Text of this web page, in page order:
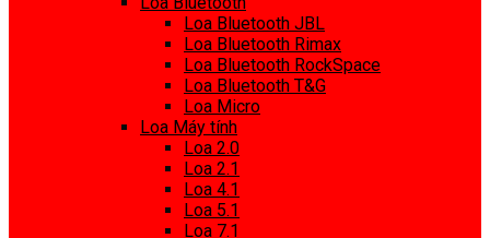
Loa Bluetooth JBL
Loa Bluetooth Rimax
Loa Bluetooth RockSpace
Loa Bluetooth T&G
Loa Micro
Loa Máy tính
Loa 2.0
Loa 2.1
Loa 4.1
Loa 5.1
Loa 7.1